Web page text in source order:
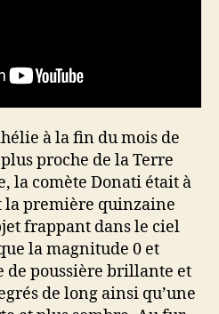
à la fin du mois de
proche de la Terre
la comète Donati était à
première quinzaine
frappant dans le ciel
la magnitude 0 et
de poussière brillante et
de long ainsi qu’une